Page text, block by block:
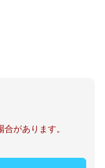
があります。